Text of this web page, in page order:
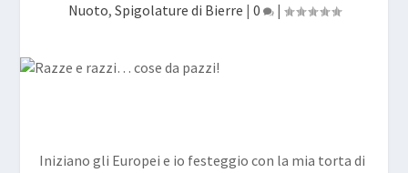
Nuoto, Spigolature di Bierre | 0 |
Iniziano gli Europei e io festeggio con la mia torta di